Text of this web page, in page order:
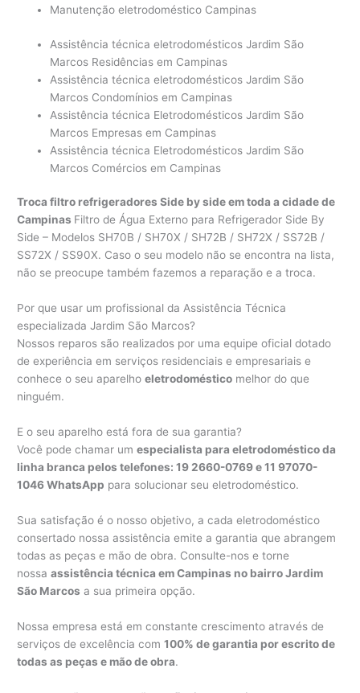
Manutenção eletrodoméstico Campinas
Assistência técnica eletrodomésticos Jardim São
Marcos Residências em Campinas
Assistência técnica eletrodomésticos Jardim São
Marcos Condomínios em Campinas
Assistência técnica Eletrodomésticos Jardim São
Marcos Empresas em Campinas
Assistência técnica Eletrodomésticos Jardim São
Marcos Comércios em Campinas
Troca filtro refrigeradores Side by side em toda a cidade de
Campinas Filtro de Água Externo para Refrigerador Side By
Side – Modelos SH70B / SH70X / SH72B / SH72X / SS72B /
SS72X / SS90X. Caso o seu modelo não se encontra na lista,
não se preocupe também fazemos a reparação e a troca.
Por que usar um profissional da Assistência Técnica
especializada Jardim São Marcos?
Nossos reparos são realizados por uma equipe oficial dotado
de experiência em serviços residenciais e empresariais e
conhece o seu aparelhoeletrodoméstico melhor do que
ninguém.
E o seu aparelho está fora de sua garantia?
Você pode chamar umespecialista para eletrodoméstico da
linha branca pelos telefones: 19 2660-0769 e 11 97070-
1046 WhatsApp para solucionar seu eletrodoméstico.
Sua satisfação é o nosso objetivo, a cada eletrodoméstico
consertado nossa assistência emite a garantia que abrangem
todas as peças e mão de obra. Consulte-nos e torne
nossaassistência técnica em Campinas no bairro Jardim
São Marcos a sua primeira opção.
Nossa empresa está em constante crescimento através de
serviços de excelência com100% de garantia por escrito de
todas as peças e mão de obra.